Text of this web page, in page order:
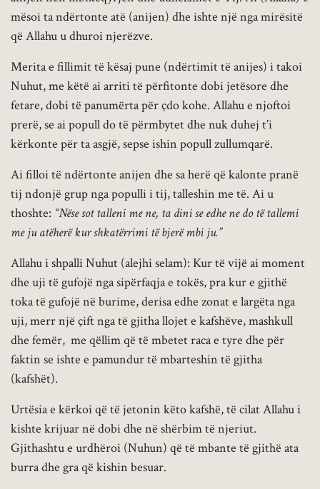
mësoi ta ndërtonte atë (anijen) dhe ishte një nga mirësitë
që Allahu u dhuroi njerëzve.
Merita e fillimit të kësaj pune (ndërtimit të anijes) i takoi
Nuhut, me këtë ai arriti të përfitonte dobi jetësore dhe
fetare, dobi të panumërta për çdo kohe. Allahu e njoftoi
prerë, se ai popull do të përmbytet dhe nuk duhej t’i
kërkonte për ta asgjë, sepse ishin popull zullumqarë.
Ai filloi të ndërtonte anijen dhe sa herë që kalonte pranë
tij ndonjë grup nga populli i tij, talleshin me të. Ai u
thoshte: “Nëse sot talleni me ne, ta dini se edhe ne do të tallemi
me ju atëherë kur shkatërrimi të bjerë mbi ju.”
Allahu i shpalli Nuhut (alejhi selam): Kur të vijë ai moment
dhe uji të gufojë nga sipërfaqja e tokës, pra kur e gjithë
toka të gufojë në burime, derisa edhe zonat e largëta nga
uji, merr një çift nga të gjitha llojet e kafshëve, mashkull
dhe femër, me qëllim që të mbetet raca e tyre dhe për
faktin se ishte e pamundur të mbarteshin të gjitha
(kafshët).
Urtësia e kërkoi që të jetonin këto kafshë, të cilat Allahu i
kishte krijuar në dobi dhe në shërbim të njeriut.
Gjithashtu e urdhëroi (Nuhun) që të mbante të gjithë ata
burra dhe gra që kishin besuar.